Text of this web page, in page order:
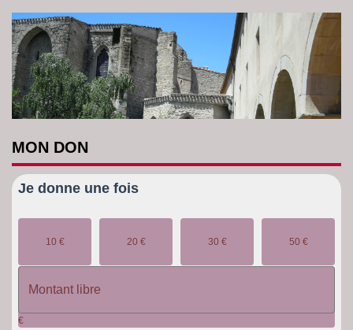
MON DON
Je donne une fois
10 € 20 € 30 € 50 €
€